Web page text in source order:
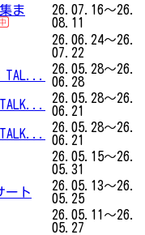
ま
26.07.16～26.
08.11
26.06.24～26.
07.22
TAL...
26.05.28～26.
06.28
26.05.28～26.
06.21
26.05.28～26.
06.21
26.05.15～26.
05.31
ート
26.05.13～26.
05.25
26.05.11～26.
05.27